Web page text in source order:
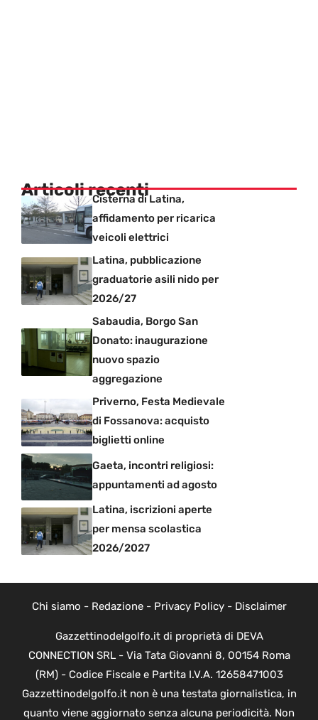
Articoli recenti
Cisterna di Latina,
affidamento per ricarica
veicoli elettrici
Latina, pubblicazione
graduatorie asili nido per
2026/27
Sabaudia, Borgo San
Donato: inaugurazione
nuovo spazio
aggregazione
Priverno, Festa Medievale
di Fossanova: acquisto
biglietti online
Gaeta, incontri religiosi:
appuntamenti ad agosto
Latina, iscrizioni aperte
per mensa scolastica
2026/2027
Chi siamo - Redazione- Privacy Policy- Disclaimer
Gazzettinodelgolfo.it di proprietà di DEVA
CONNECTION SRL - Via Tata Giovanni 8, 00154 Roma
(RM) - Codice Fiscale e Partita I.V.A. 12658471003
Gazzettinodelgolfo.it non è una testata giornalistica, in
quanto viene aggiornato senza alcuna periodicità. Non